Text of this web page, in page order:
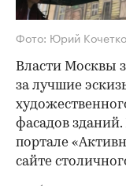
Фото: Юрий
Власти Москвы
за лучшие
фасадов
портале
сайте